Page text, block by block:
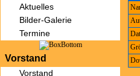
Aktuelles
Bilder-Galerie
Termine
Vorstand
Vorstand